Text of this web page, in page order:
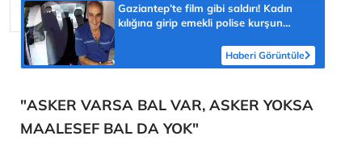
Gaziantep’te film gibi saldırı! Kadın
kılığına girip emekli polise kurşun
Haberi Görüntüle
"ASKER VARSA BAL VAR, ASKER YOKSA
MAALESEF BAL DA YOK"